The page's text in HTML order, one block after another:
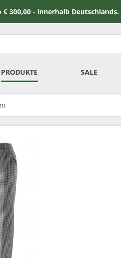
- innerhalb Deutschlands.
PRODUKTE SALE